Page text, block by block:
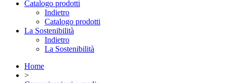
Catalogo prodotti
Indietro
Catalogo prodotti
La Sostenibilità
Indietro
La Sostenibilità
Home
>